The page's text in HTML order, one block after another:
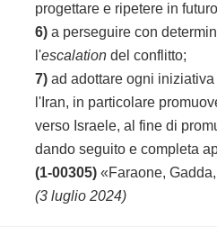
progettare e ripetere in
6) a perseguire con
l'escalation del conflitto;
7) ad adottare ogni
l'Iran, in particolare
verso Israele, al fine di
dando seguito e completa
(1-00305) «Faraone,
(3 luglio 2024)